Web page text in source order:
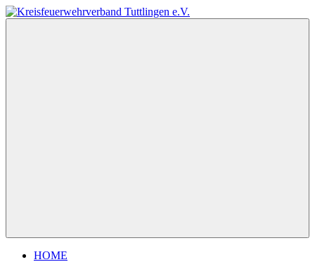
Zum
Inhalt
HOME